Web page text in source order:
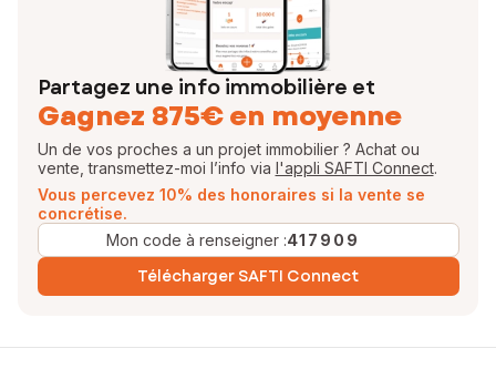
Partagez une info immobilière et
Gagnez 875€ en moyenne
Un de vos proches a un projet immobilier ? Achat ou
vente, transmettez-moi l’info via l'appli SAFTI Connect.
Vous percevez 10% des honoraires si la vente se
concrétise.
Mon code à renseigner :417909
Télécharger SAFTI Connect